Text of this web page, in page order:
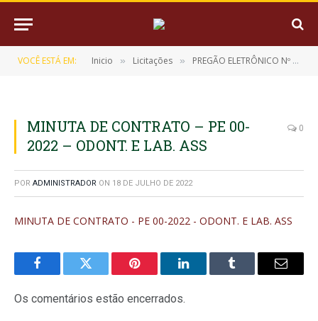
VOCÊ ESTÁ EM: Inicio » Licitações » PREGÃO ELETRÔNICO Nº 021/2022-SRP (REGISTRO DE PREÇO PARA EVENTUAL AQUISIÇÃO DE MATERIAL ODONTOLÓGICO E LABORATÓRIO)
MINUTA DE CONTRATO – PE 00-
2022 – ODONT. E LAB. ASS
0
POR ADMINISTRADOR ON 18 DE JULHO DE 2022
MINUTA DE CONTRATO - PE 00-2022 - ODONT. E LAB. ASS
FacebookTwitter Pinterest LinkedInTumblr
E-
Os comentários estão encerrados.